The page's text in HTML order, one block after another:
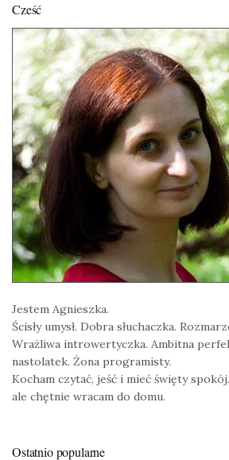
Cześć
Jestem Agnieszka.
Ścisły umysł. Dobra słuchaczka.
Wrażliwa introwertyczka. Ambitna
nastolatek. Żona programisty.
Kocham czytać, jeść i mieć święty
ale chętnie wracam do domu.
Ostatnio popularne